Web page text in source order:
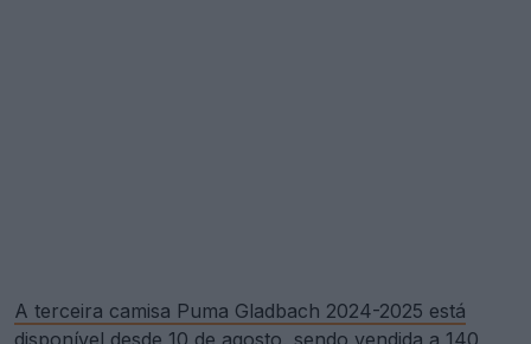
A terceira camisa Puma Gladbach 2024-2025 está
disponível desde 10 de agosto, sendo vendida a 140